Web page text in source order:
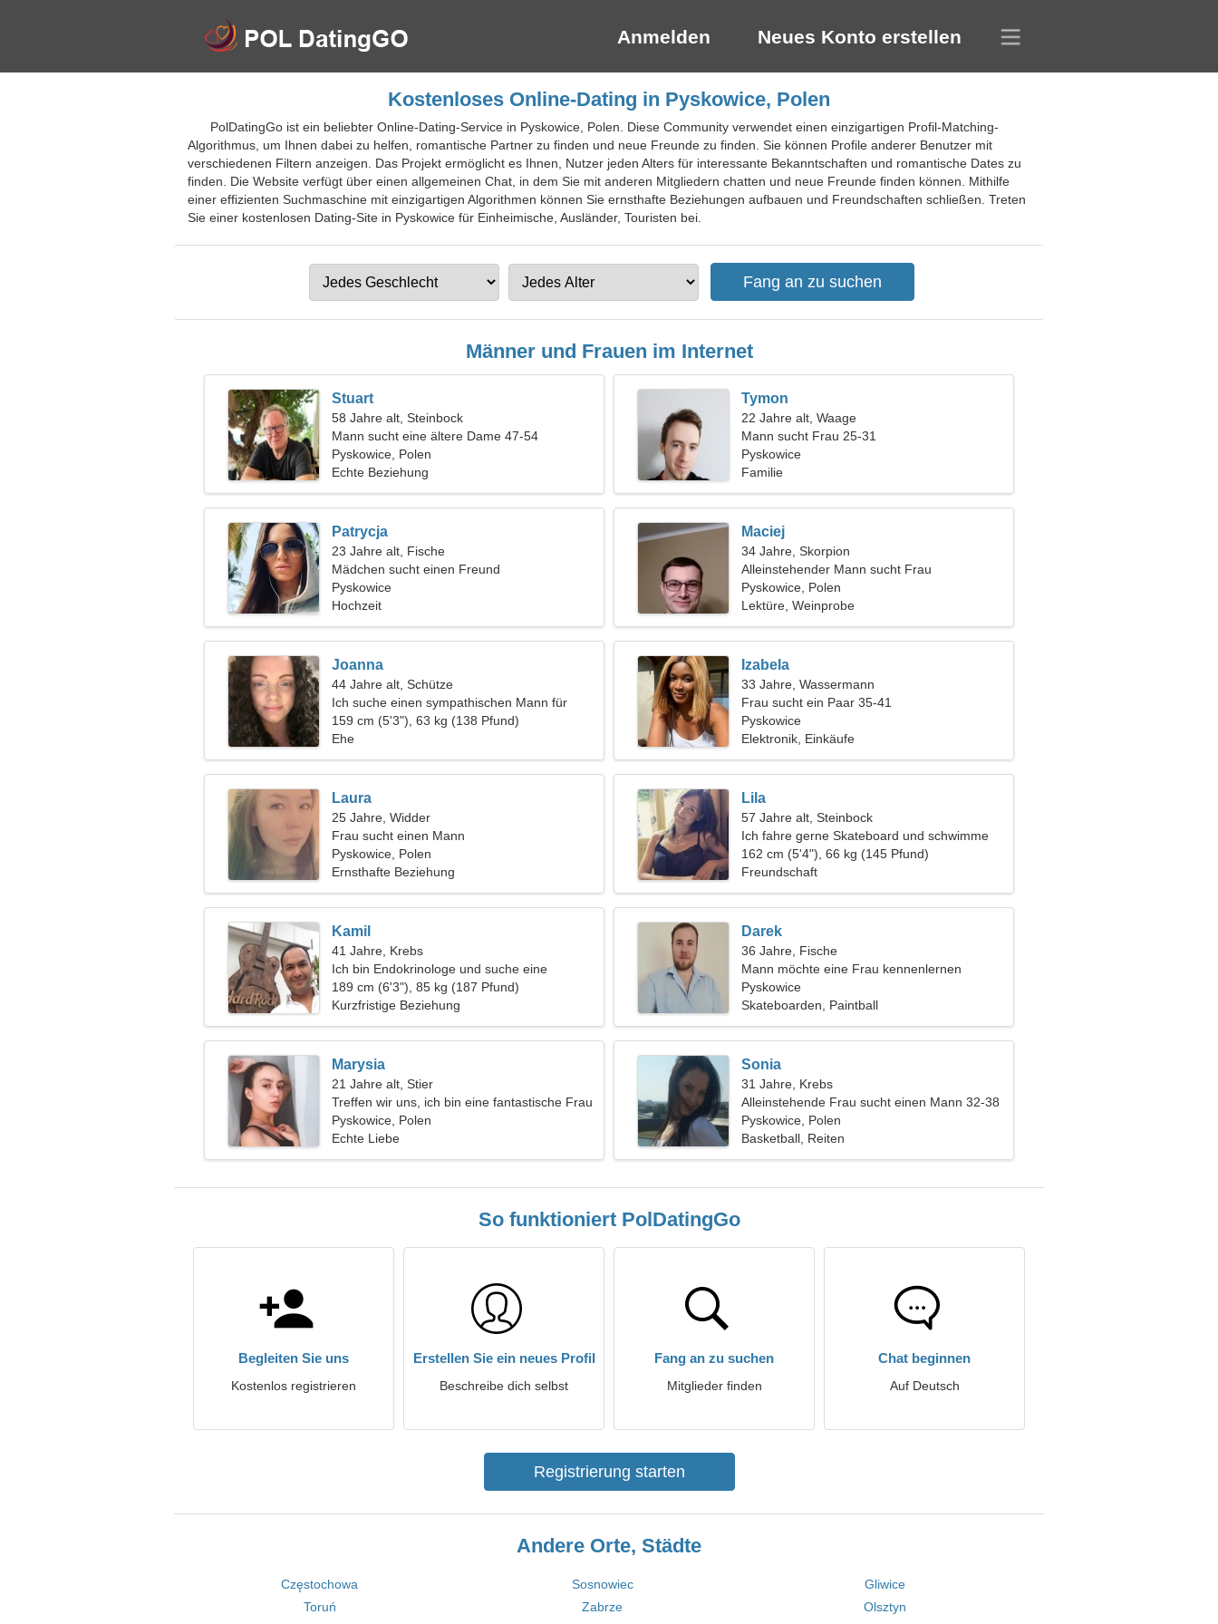
Anmelden Neues Konto erstellen
Kostenloses Online-Dating in Pyskowice, Polen
PolDatingGo ist ein beliebter Online-Dating-Service in Pyskowice, Polen. Diese Community verwendet einen einzigartigen Profil-Matching-
Algorithmus, um Ihnen dabei zu helfen, romantische Partner zu finden und neue Freunde zu finden. Sie können Profile anderer Benutzer mit
verschiedenen Filtern anzeigen. Das Projekt ermöglicht es Ihnen, Nutzer jeden Alters für interessante Bekanntschaften und romantische Dates zu
finden. Die Website verfügt über einen allgemeinen Chat, in dem Sie mit anderen Mitgliedern chatten und neue Freunde finden können. Mithilfe
einer effizienten Suchmaschine mit einzigartigen Algorithmen können Sie ernsthafte Beziehungen aufbauen und Freundschaften schließen. Treten
Sie einer kostenlosen Dating-Site in Pyskowice für Einheimische, Ausländer, Touristen bei.
Männer und Frauen im Internet
Stuart
58 Jahre alt, Steinbock
Mann sucht eine ältere Dame 47-54
Pyskowice, Polen
Echte Beziehung
Tymon
22 Jahre alt, Waage
Mann sucht Frau 25-31
Pyskowice
Familie
Patrycja
23 Jahre alt, Fische
Mädchen sucht einen Freund
Pyskowice
Hochzeit
Maciej
34 Jahre, Skorpion
Alleinstehender Mann sucht Frau
Pyskowice, Polen
Lektüre, Weinprobe
Joanna
44 Jahre alt, Schütze
Ich suche einen sympathischen Mann für
eine gemeinsame Reise
159 cm (5'3"), 63 kg (138 Pfund)
Ehe
Izabela
33 Jahre, Wassermann
Frau sucht ein Paar 35-41
Pyskowice
Elektronik, Einkäufe
Laura
25 Jahre, Widder
Frau sucht einen Mann
Pyskowice, Polen
Ernsthafte Beziehung
Lila
57 Jahre alt, Steinbock
Ich fahre gerne Skateboard und schwimme
162 cm (5'4"), 66 kg (145 Pfund)
Freundschaft
Kamil
41 Jahre, Krebs
Ich bin Endokrinologe und suche eine
bescheidene Frau
189 cm (6'3"), 85 kg (187 Pfund)
Kurzfristige Beziehung
Darek
36 Jahre, Fische
Mann möchte eine Frau kennenlernen
Pyskowice
Skateboarden, Paintball
Marysia
21 Jahre alt, Stier
Treffen wir uns, ich bin eine fantastische Frau
Pyskowice, Polen
Echte Liebe
Sonia
31 Jahre, Krebs
Alleinstehende Frau sucht einen Mann 32-38
Pyskowice, Polen
Basketball, Reiten
So funktioniert PolDatingGo
Begleiten Sie uns
Kostenlos registrieren
Erstellen Sie ein neues Profil
Beschreibe dich selbst
Fang an zu suchen
Mitglieder finden
Chat beginnen
Auf Deutsch
Registrierung starten
Andere Orte, Städte
Częstochowa Sosnowiec
Gliwice
Toruń
Zabrze
Olsztyn